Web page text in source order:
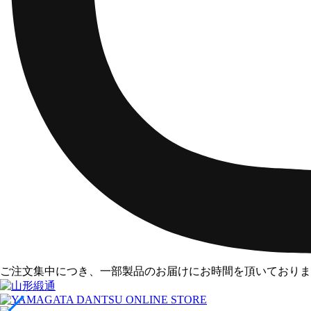
ご注文集中につき、一部製品のお届けにお時間を頂いており